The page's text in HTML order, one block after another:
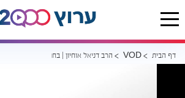
דף הבית VOD הרב דניאל אוחיון | בחודש התשיעי להריון על